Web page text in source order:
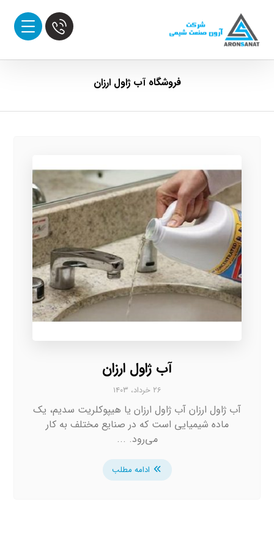
فروشگاه آب ژاول ارزان
آب ژاول ارزان
۲۶ خرداد، ۱۴۰۳
آب ژاول ارزان آب ژاول ارزان یا هیپوکلریت سدیم، یک
ماده شیمیایی است که در صنایع مختلف به کار
می‌رود. ...
ادامه مطلب